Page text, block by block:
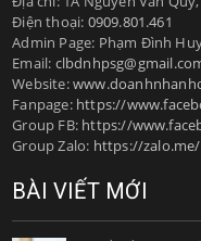
Điện thoại: 0909.801.461
Admin Page: Phạm Đình
Email:
Website:
Fanpage: https://
Group FB: https://
Group Zalo: https://
BÀI VIẾT MỚI